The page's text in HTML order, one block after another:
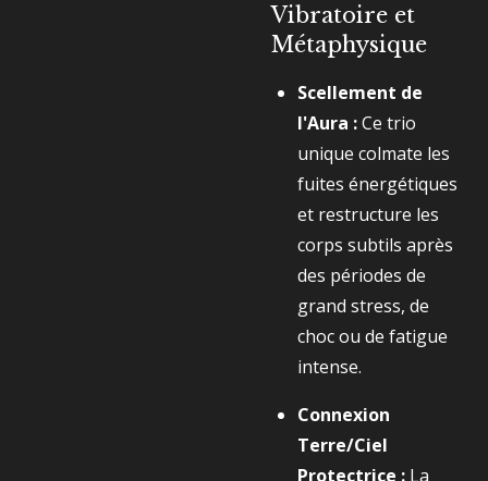
Vibratoire et
Métaphysique
Scellement de
l'Aura :Ce trio
unique colmate les
fuites énergétiques
et restructure les
corps subtils après
des périodes de
grand stress, de
choc ou de fatigue
intense.
Connexion
Terre/Ciel
Protectrice : La